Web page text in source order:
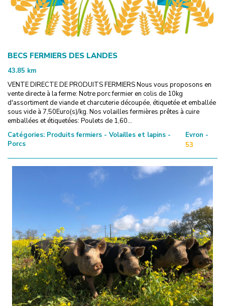
BECS FERMIERS DES LANDES
43.85 km
VENTE DIRECTE DE PRODUITS FERMIERS Nous vous proposons en
vente directe à la ferme: Notre porc fermier en colis de 10kg
d'assortiment de viande et charcuterie découpée, étiquetée et emballée
sous vide à 7,50Euro(s)/kg. Nos volailles fermières prêtes à cuire
emballées et étiquetées: Poulets de 1,60...
Catégories: Produits fermiers - Volailles et lapins -
Porcs
Evron -
53